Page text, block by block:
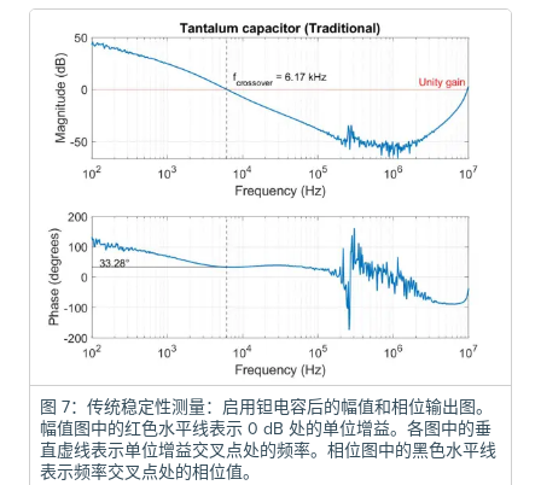
图 7：传统稳定性测量：启用钽电容后的幅值和相位输出图。
幅值图中的红色水平线表示 0 dB 处的单位增益。各图中的垂
直虚线表示单位增益交叉点处的频率。相位图中的黑色水平线
表示频率交叉点处的相位值。